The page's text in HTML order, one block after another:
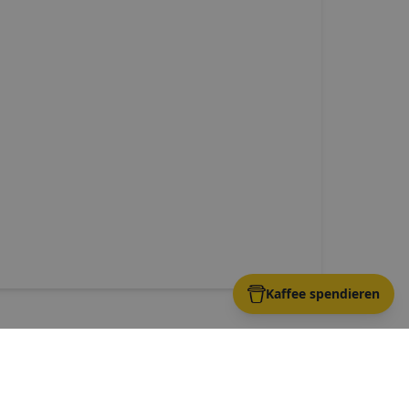
Kaffee spendieren